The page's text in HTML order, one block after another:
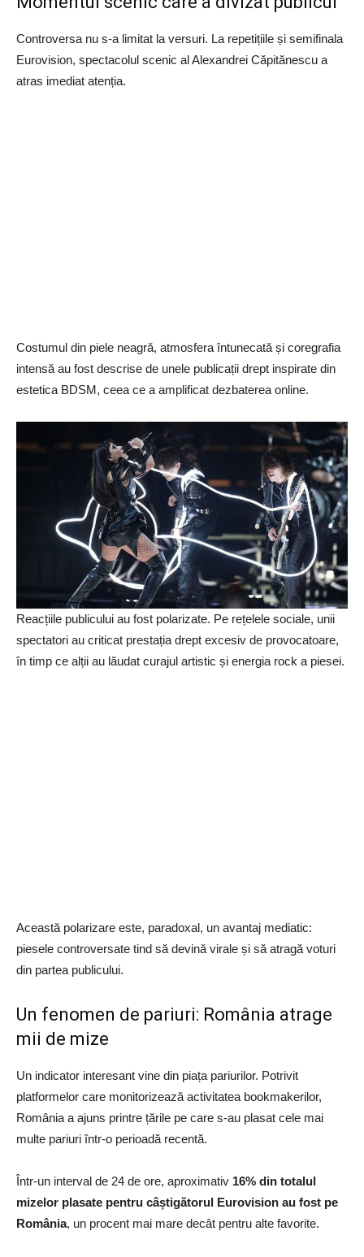
Controversa nu s-a limitat la versuri. La repetițiile și semifinala
Eurovision, spectacolul scenic al Alexandrei Căpitănescu a
atras imediat atenția.
Costumul din piele neagră, atmosfera întunecată și coregrafia
intensă au fost descrise de unele publicații drept inspirate din
estetica BDSM, ceea ce a amplificat dezbaterea online.
Reacțiile publicului au fost polarizate. Pe rețelele sociale, unii
spectatori au criticat prestația drept excesiv de provocatoare,
în timp ce alții au lăudat curajul artistic și energia rock a piesei.
Această polarizare este, paradoxal, un avantaj mediatic:
piesele controversate tind să devină virale și să atragă voturi
din partea publicului.
Un fenomen de pariuri: România atrage
mii de mize
Un indicator interesant vine din piața pariurilor. Potrivit
platformelor care monitorizează activitatea bookmakerilor,
România a ajuns printre țările pe care s-au plasat cele mai
multe pariuri într-o perioadă recentă.
Într-un interval de 24 de ore, aproximativ 16% din totalul
mizelor plasate pentru câștigătorul Eurovision au fost pe
România, un procent mai mare decât pentru alte favorite.